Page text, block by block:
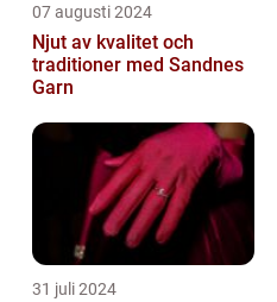
07 augusti 2024
Njut av kvalitet och
traditioner med Sandnes
Garn
31 juli 2024